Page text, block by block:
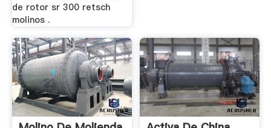
de rotor sr 300 retsch
molinos .